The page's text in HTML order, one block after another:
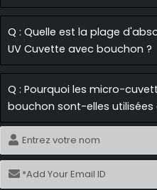
Q : Quelle est la plage
UV Cuvette avec bouchon ?
Q : Pourquoi les micro-
bouchon sont-elles utilisées
Nom
Courriel